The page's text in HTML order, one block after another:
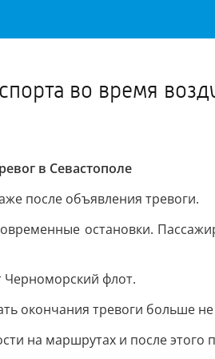
во время
в Севастополе
после объявления тревоги.
остановки.
Черноморский флот.
окончания тревоги больше не
на маршрутах и после